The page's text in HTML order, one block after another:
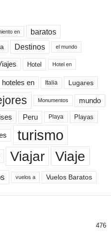
en baratos
Destinos el mundo
Hotel Hotel en
hoteles en Italia Lugares
Monumentos mundo
Peru Playa Playas
turismo
Viajar Viaje
vuelos a Vuelos Baratos
476